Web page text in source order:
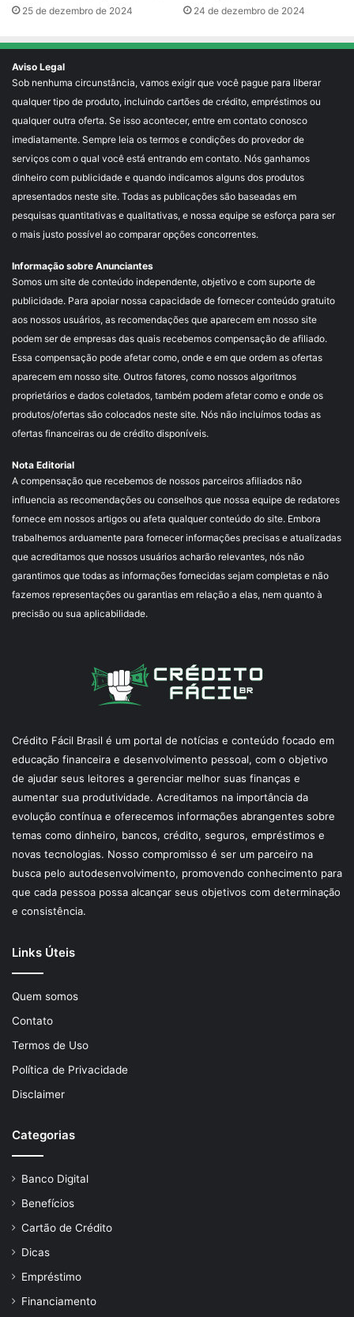
25 de dezembro de 2024 24 de dezembro de 2024
Aviso Legal
Sob nenhuma circunstância, vamos exigir que você pague para liberar
qualquer tipo de produto, incluindo cartões de crédito, empréstimos ou
qualquer outra oferta. Se isso acontecer, entre em contato conosco
imediatamente. Sempre leia os termos e condições do provedor de
serviços com o qual você está entrando em contato. Nós ganhamos
dinheiro com publicidade e quando indicamos alguns dos produtos
apresentados neste site. Todas as publicações são baseadas em
pesquisas quantitativas e qualitativas, e nossa equipe se esforça para ser
o mais justo possível ao comparar opções concorrentes.
Informação sobre Anunciantes
Somos um site de conteúdo independente, objetivo e com suporte de
publicidade. Para apoiar nossa capacidade de fornecer conteúdo gratuito
aos nossos usuários, as recomendações que aparecem em nosso site
podem ser de empresas das quais recebemos compensação de afiliado.
Essa compensação pode afetar como, onde e em que ordem as ofertas
aparecem em nosso site. Outros fatores, como nossos algoritmos
proprietários e dados coletados, também podem afetar como e onde os
produtos/ofertas são colocados neste site. Nós não incluímos todas as
ofertas financeiras ou de crédito disponíveis.
Nota Editorial
A compensação que recebemos de nossos parceiros afiliados não
influencia as recomendações ou conselhos que nossa equipe de redatores
fornece em nossos artigos ou afeta qualquer conteúdo do site. Embora
trabalhemos arduamente para fornecer informações precisas e atualizadas
que acreditamos que nossos usuários acharão relevantes, nós não
garantimos que todas as informações fornecidas sejam completas e não
fazemos representações ou garantias em relação a elas, nem quanto à
precisão ou sua aplicabilidade.
Crédito Fácil Brasil é um portal de notícias e conteúdo focado em
educação financeira e desenvolvimento pessoal, com o objetivo
de ajudar seus leitores a gerenciar melhor suas finanças e
aumentar sua produtividade. Acreditamos na importância da
evolução contínua e oferecemos informações abrangentes sobre
temas como dinheiro, bancos, crédito, seguros, empréstimos e
novas tecnologias. Nosso compromisso é ser um parceiro na
busca pelo autodesenvolvimento, promovendo conhecimento para
que cada pessoa possa alcançar seus objetivos com determinação
e consistência.
Links Úteis
Quem somos
Contato
Termos de Uso
Política de Privacidade
Disclaimer
Categorias
Banco Digital
Benefícios
Cartão de Crédito
Dicas
Empréstimo
Financiamento